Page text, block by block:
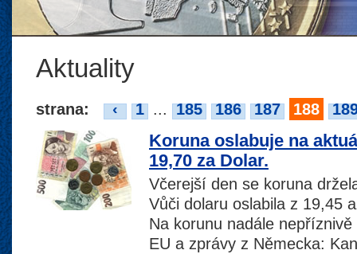
Aktuality
strana: ‹ 1 ... 185 186 187 188
Koruna oslabuje na
19,70 za Dolar.
Včerejší den se koruna
Vůči dolaru oslabila z 19,45
Na korunu nadále
EU a zprávy z Německa: